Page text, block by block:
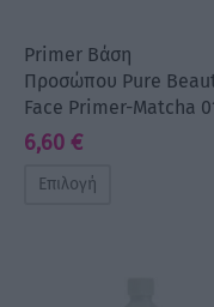
Primer Βάση
Προσώπου Pure
Face Primer-Matcha
6,60 €
Επιλογή